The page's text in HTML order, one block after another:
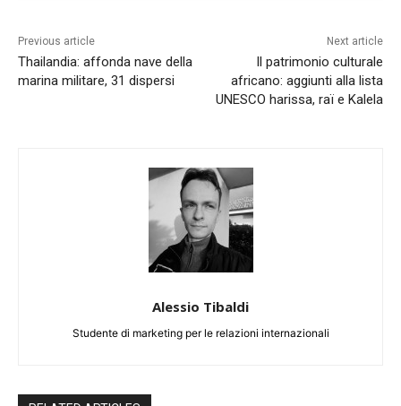
Previous article
Thailandia: affonda nave della
marina militare, 31 dispersi
Next article
Il patrimonio culturale
africano: aggiunti alla lista
UNESCO harissa, raï e Kalela
Alessio Tibaldi
Studente di marketing per le relazioni internazionali